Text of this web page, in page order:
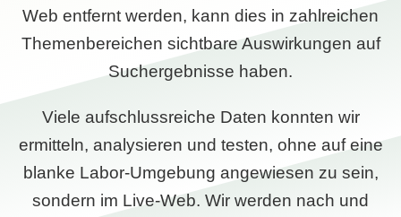
Web entfernt werden, kann dies in zahlreichen
Themenbereichen sichtbare Auswirkungen auf
Suchergebnisse haben.
Viele aufschlussreiche Daten konnten wir
ermitteln, analysieren und testen, ohne auf eine
blanke Labor-Umgebung angewiesen zu sein,
sondern im Live-Web. Wir werden nach und